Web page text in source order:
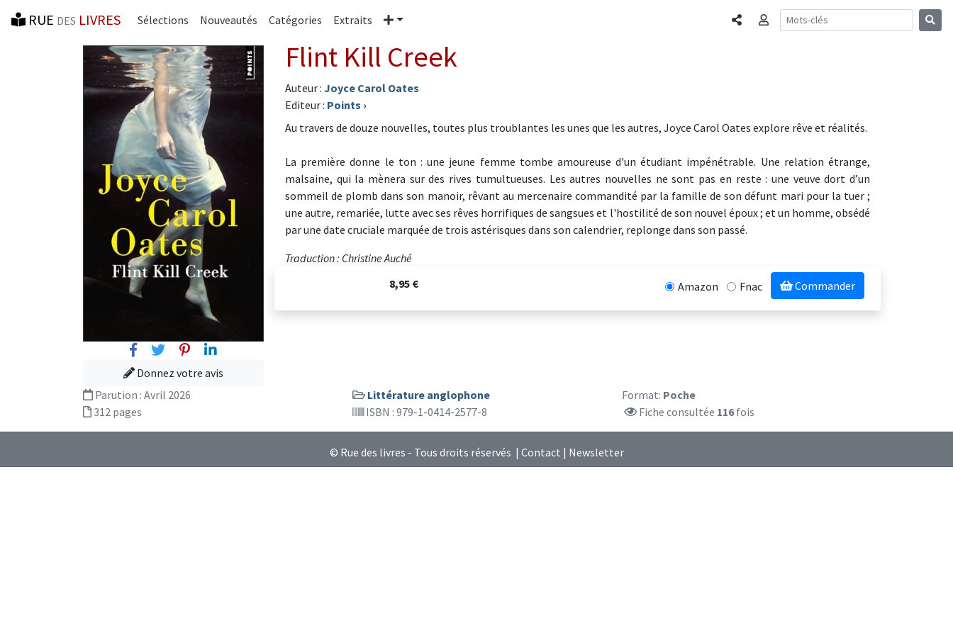
RUE DES LIVRES Sélections Nouveautés Catégories Extraits Plus PartagerConnexion
FacebookTwitterPinterest
Linkedin
Donnez votre avis
Flint Kill Creek
Auteur : Joyce Carol Oates
Editeur : Points ›
Au travers de douze nouvelles, toutes plus troublantes les unes que les autres, Joyce Carol Oates explore rêve et réalités.
La première donne le ton : une jeune femme tombe amoureuse d'un étudiant impénétrable. Une relation étrange,
malsaine, qui la mènera sur des rives tumultueuses. Les autres nouvelles ne sont pas en reste : une veuve dort d’un
sommeil de plomb dans son manoir, rêvant au mercenaire commandité par la famille de son défunt mari pour la tuer ;
une autre, remariée, lutte avec ses rêves horrifiques de sangsues et l'hostilité de son nouvel époux ; et un homme, obsédé
par une date cruciale marquée de trois astérisques dans son calendrier, replonge dans son passé.
Traduction : Christine Auché
8,95 €
Amazon Fnac Commander
Parution : Avril 2026 Littérature anglophone Format: Poche
312 pages
ISBN : 979-1-0414-2577-8 Fiche consultée 116fois
© Rue des livres - Tous droits réservés | Contact | Newsletter